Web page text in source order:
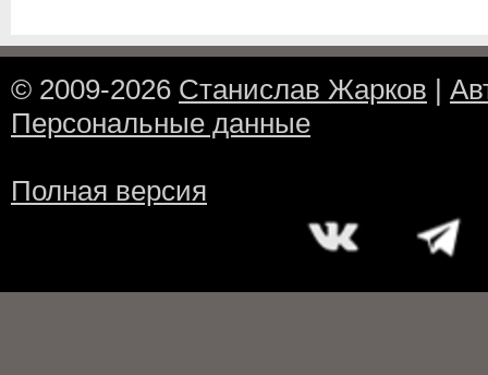
© 2009-2026 Станислав Жарков |
Персональные данные
Полная версия